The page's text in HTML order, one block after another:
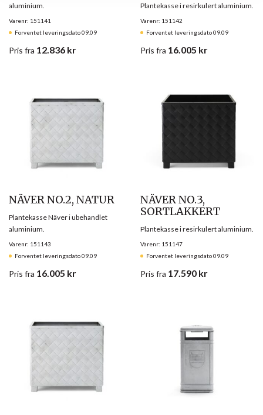
Varenr: 151141
Forventet leveringsdato 09.09
aluminium.
Pris fra 12.836 kr
Varenr: 151142
Forventet leveringsdato 09.09
Plantekasse i resirkulert aluminium.
Pris fra 16.005 kr
NÄVER NO.2, NATUR
Varenr: 151143
Forventet leveringsdato 09.09
Plantekasse Näver i ubehandlet
aluminium.
Pris fra 16.005 kr
NÄVER NO.3,
SORTLAKKERT
Varenr: 151147
Forventet leveringsdato 09.09
Plantekasse i resirkulert aluminium.
Pris fra 17.590 kr